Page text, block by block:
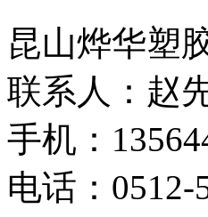
昆山烨华塑
联系人：赵
手机：
电话：0512-